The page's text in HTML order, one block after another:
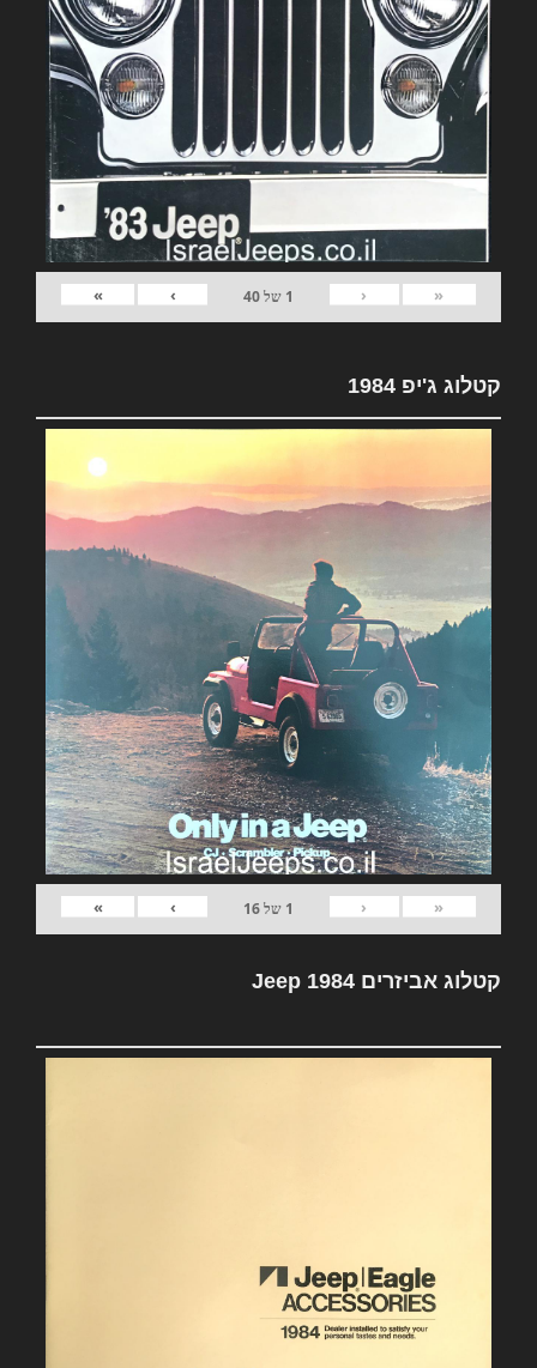
«
‹
1 של40
›
»
קטלוג ג'יפ 1984
«
‹
1 של16
›
»
קטלוג אביזרים Jeep 1984